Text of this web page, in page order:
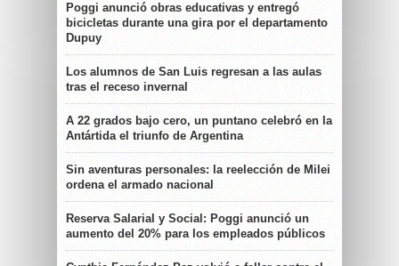
Poggi anunció obras educativas y entregó
bicicletas durante una gira por el departamento
Dupuy
Los alumnos de San Luis regresan a las aulas
tras el receso invernal
A 22 grados bajo cero, un puntano celebró en la
Antártida el triunfo de Argentina
Sin aventuras personales: la reelección de Milei
ordena el armado nacional
Reserva Salarial y Social: Poggi anunció un
aumento del 20% para los empleados públicos